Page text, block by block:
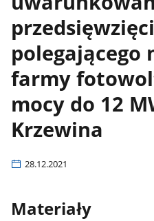
polegającego
farmy
mocy do 12
Krzewina
28.12.2021
Materiały